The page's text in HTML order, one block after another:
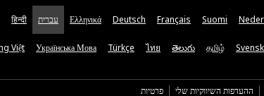
Suomi
Français
Deutsch
Ελληνικά עברית हिन्दी
தமிழ்
తెలుగు
ไทย
Türkçe
Українська Мова
Việt
ההעדפות השיווקיות שלי פרטיות